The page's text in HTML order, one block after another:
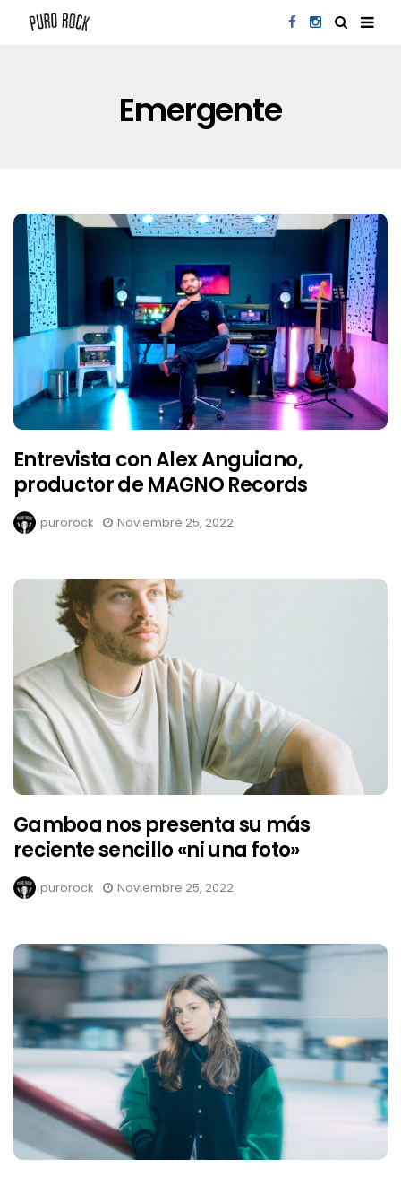
Emergente
Entrevista con Alex Anguiano,
productor de MAGNO Records
purorock Noviembre 25, 2022
Gamboa nos presenta su más
reciente sencillo «ni una foto»
purorock Noviembre 25, 2022